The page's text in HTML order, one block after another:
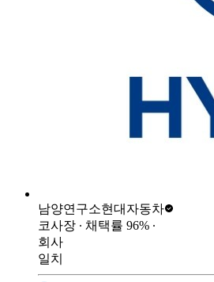
남양연구소현대자동차
코사장 ∙ 채택률 96% ∙
회사
일치